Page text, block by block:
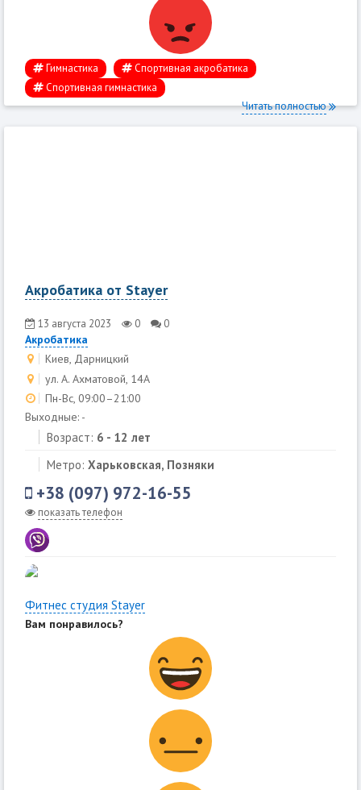
Гимнастика
Спортивная акробатика
Спортивная гимнастика
Читать полностью
Акробатика от Stayer
13 августа 2023 0 0
Акробатика
Киев, Дарницкий
ул. А. Ахматовой, 14А
Пн-Вс, 09:00–21:00
Выходные: -
Возраст: 6 - 12 лет
Метро: Харьковская, Позняки
+38 (097) 972-16-55
показать телефон
Фитнес студия Stayer
Вам понравилось?